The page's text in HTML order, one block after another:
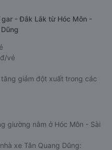
- Đắk Lắk từ Hóc Môn -
vé
giảm đột xuất trong các
giường nằm ở Hóc Môn - Sài
xe Tân Quang Dũng: